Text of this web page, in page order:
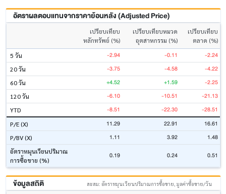
อัตราผลตอบแทนจากราคาย้อนหลัง (Adjusted Price)
เปรียบเทียบ
หลักทรัพย์ (%)
เปรียบเทียบหมวด
อุตสาหกรรม (%)
เปรียบเทียบ
ตลาด (%)
5 วัน
-2.94 -0.11 -2.24
20 วัน -3.75 -4.58 -4.22
60 วัน +4.52 +1.59 -2.25
120 วัน -6.10 -10.51 -21.13
YTD -8.51 -22.30 -28.51
P/E (X) 11.29 22.91 16.61
P/BV (X) 1.11 3.92 1.48
อัตราหมุนเวียนปริมาณ
การซื้อขาย (%)
0.19 0.24 0.51
ข้อมูลสถิติ สะสม: อัตราหมุนเวียนปริมาณการซื้อขาย, มูลค่าซื้อขาย/วัน